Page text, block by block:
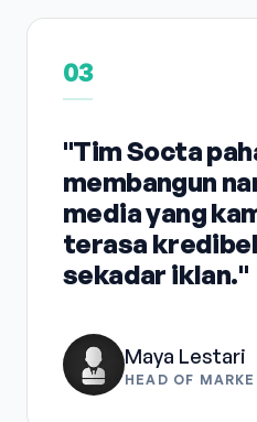
03
"Tim Socta
membangun
media yang
terasa
sekadar iklan."
Maya Lestari
HEAD OF